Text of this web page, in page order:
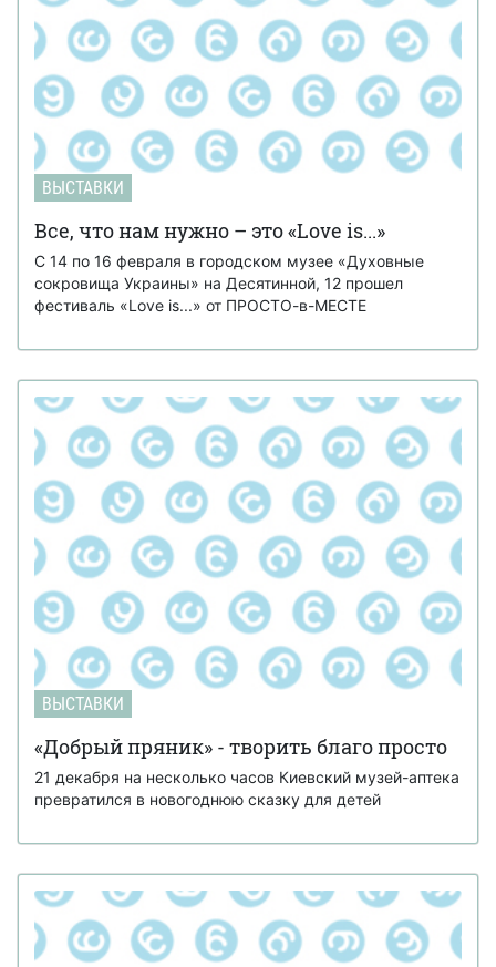
ВЫСТАВКИ
Все, что нам нужно – это «Love is...»
С 14 по 16 февраля в городском музее «Духовные
сокровища Украины» на Десятинной, 12 прошел
фестиваль «Love is...» от ПРОСТО-в-МЕСТЕ
ВЫСТАВКИ
«Добрый пряник» - творить благо просто
21 декабря на несколько часов Киевский музей-аптека
превратился в новогоднюю сказку для детей